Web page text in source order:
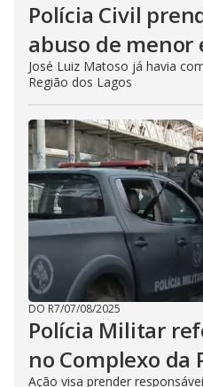
Polícia Civil
abuso de menor
José Luiz Matoso já havia
Região dos Lagos
DO R7/07/08/2025
Polícia Militar
no Complexo da
Ação visa prender